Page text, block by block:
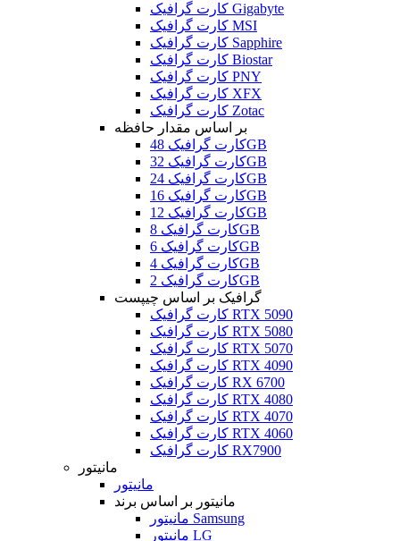
کارت گرافیک Gigabyte
کارت گرافیک MSI
کارت گرافیک Sapphire
کارت گرافیک Biostar
کارت گرافیک PNY
کارت گرافیک XFX
کارت گرافیک Zotac
بر اساس مقدار حافظه
کارت گرافیک 48GB
کارت گرافیک 32GB
کارت گرافیک 24GB
کارت گرافیک 16GB
کارت گرافیک 12GB
کارت گرافیک 8GB
کارت گرافیک 6GB
کارت گرافیک 4GB
کارت گرافیک 2GB
گرافیک بر اساس چیپست
کارت گرافیک RTX 5090
کارت گرافیک RTX 5080
کارت گرافیک RTX 5070
کارت گرافیک RTX 4090
کارت گرافیک RX 6700
کارت گرافیک RTX 4080
کارت گرافیک RTX 4070
کارت گرافیک RTX 4060
کارت گرافیک RX7900
مانیتور
مانیتور
مانیتور بر اساس برند
مانیتور Samsung
مانیتور LG